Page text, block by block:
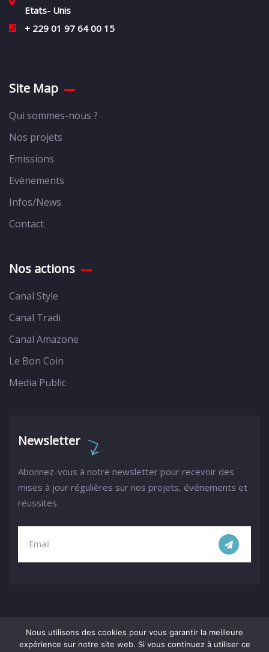
Etats- Unis
+ 229 01 97 64 00 15
Site Map
Qui sommes-nous ?
Nos projets
Emissions
Evènements
Infos/News
Contact
Nos actions
Canal Style
Canal Tradi
Canal Amazone
Le Bon Coin
Media Public
Newsletter
Abonnez-vous à notre newsletter pour recevoir des
mises à jour régulières sur nos projets, événements et
réussites.
Nous utilisons des cookies pour vous garantir la meilleure
expérience sur notre site web. Si vous continuez à utiliser ce